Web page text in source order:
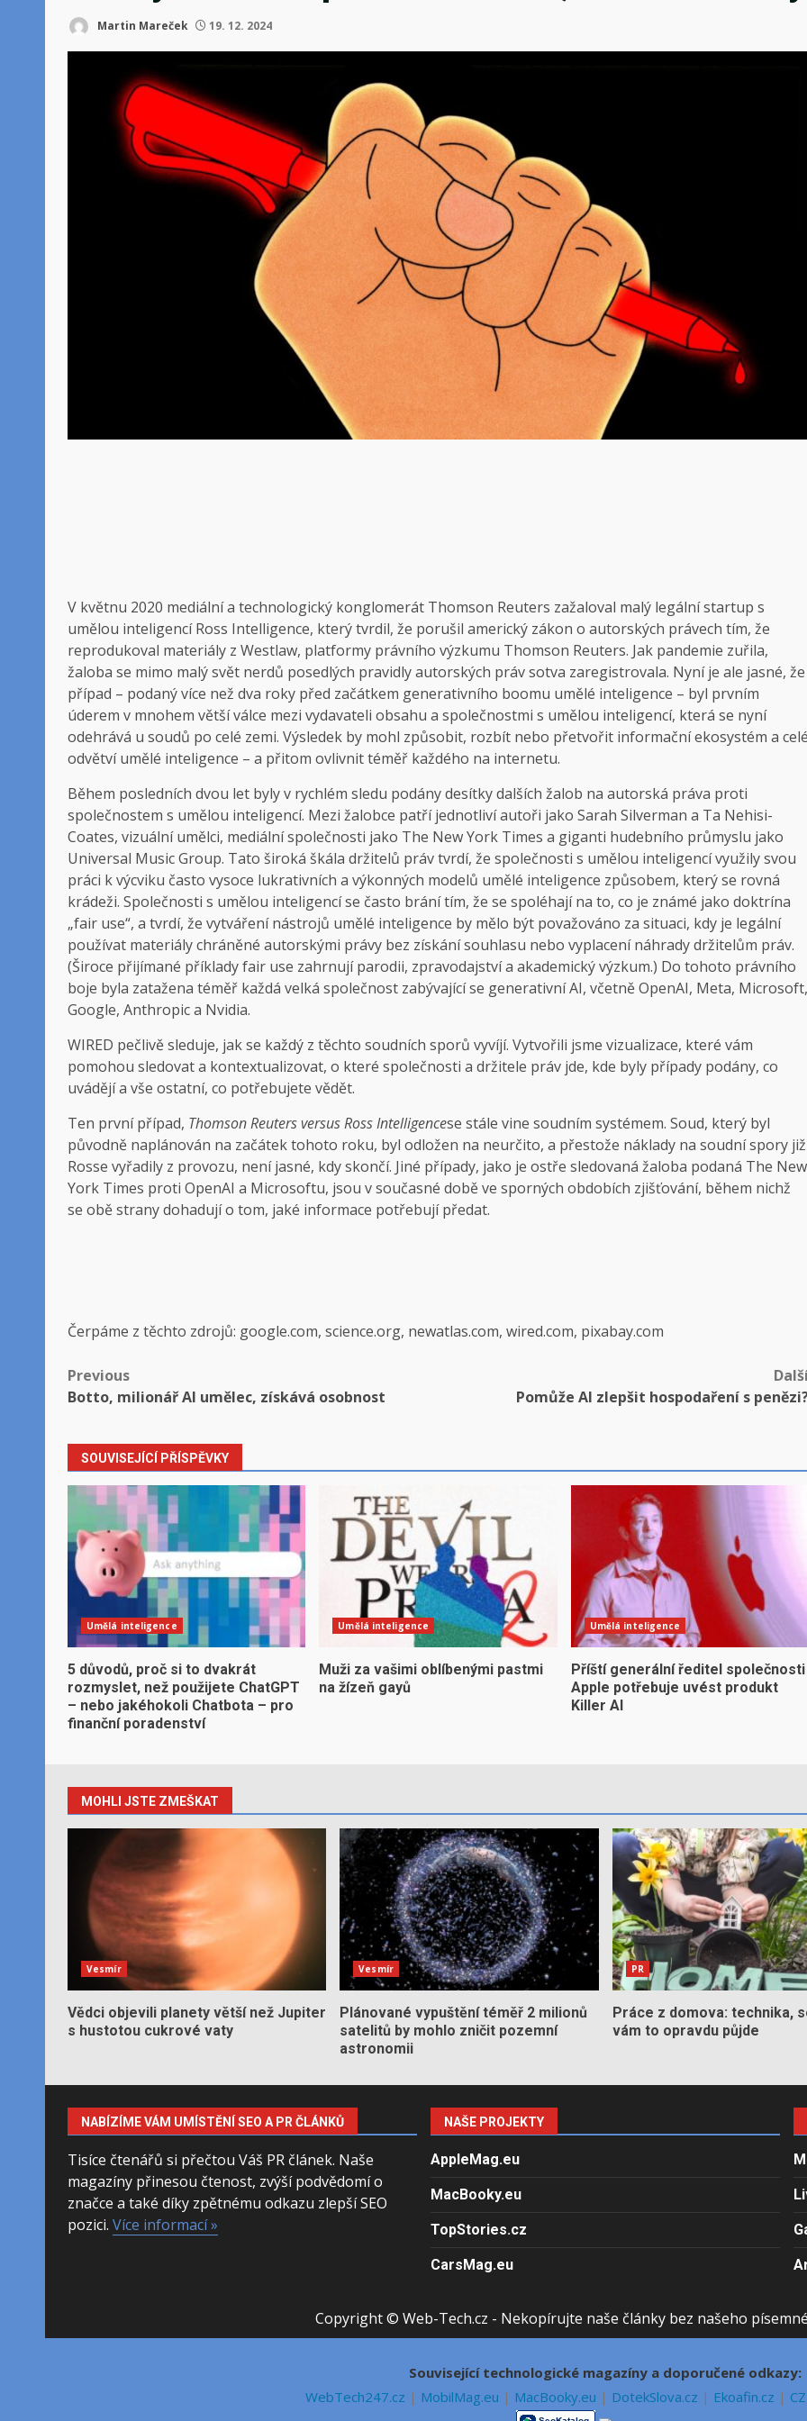
Martin Mareček 19. 12. 2024
V květnu 2020 mediální a technologický konglomerát Thomson Reuters zažaloval malý legální startup s
umělou inteligencí Ross Intelligence, který tvrdil, že porušil americký zákon o autorských právech tím, že
reprodukoval materiály z Westlaw, platformy právního výzkumu Thomson Reuters. Jak pandemie zuřila,
žaloba se mimo malý svět nerdů posedlých pravidly autorských práv sotva zaregistrovala. Nyní je ale jasné, že
případ – podaný více než dva roky před začátkem generativního boomu umělé inteligence – byl prvním
úderem v mnohem větší válce mezi vydavateli obsahu a společnostmi s umělou inteligencí, která se nyní
odehrává u soudů po celé zemi. Výsledek by mohl způsobit, rozbít nebo přetvořit informační ekosystém a celé
odvětví umělé inteligence – a přitom ovlivnit téměř každého na internetu.
Během posledních dvou let byly v rychlém sledu podány desítky dalších žalob na autorská práva proti
společnostem s umělou inteligencí. Mezi žalobce patří jednotliví autoři jako Sarah Silverman a Ta Nehisi-
Coates, vizuální umělci, mediální společnosti jako The New York Times a giganti hudebního průmyslu jako
Universal Music Group. Tato široká škála držitelů práv tvrdí, že společnosti s umělou inteligencí využily svou
práci k výcviku často vysoce lukrativních a výkonných modelů umělé inteligence způsobem, který se rovná
krádeži. Společnosti s umělou inteligencí se často brání tím, že se spoléhají na to, co je známé jako doktrína
„fair use“, a tvrdí, že vytváření nástrojů umělé inteligence by mělo být považováno za situaci, kdy je legální
používat materiály chráněné autorskými právy bez získání souhlasu nebo vyplacení náhrady držitelům práv.
(Široce přijímané příklady fair use zahrnují parodii, zpravodajství a akademický výzkum.) Do tohoto právního
boje byla zatažena téměř každá velká společnost zabývající se generativní AI, včetně OpenAI, Meta, Microsoft,
Google, Anthropic a Nvidia.
WIRED pečlivě sleduje, jak se každý z těchto soudních sporů vyvíjí. Vytvořili jsme vizualizace, které vám
pomohou sledovat a kontextualizovat, o které společnosti a držitele práv jde, kde byly případy podány, co
uvádějí a vše ostatní, co potřebujete vědět.
Ten první případ, Thomson Reuters versus Ross Intelligencese stále vine soudním systémem. Soud, který byl
původně naplánován na začátek tohoto roku, byl odložen na neurčito, a přestože náklady na soudní spory již
Rosse vyřadily z provozu, není jasné, kdy skončí. Jiné případy, jako je ostře sledovaná žaloba podaná The New
York Times proti OpenAI a Microsoftu, jsou v současné době ve sporných obdobích zjišťování, během nichž
se obě strany dohadují o tom, jaké informace potřebují předat.
Čerpáme z těchto zdrojů: google.com, science.org, newatlas.com, wired.com, pixabay.com
Post
Previous
Botto, milionář AI umělec, získává osobnost
Pomůže AI zlepšit hospodaření s
SOUVISEJÍCÍ PŘÍSPĚVKY
Umělá inteligence
5 důvodů, proč si to dvakrát
rozmyslet, než použijete ChatGPT
– nebo jakéhokoli Chatbota – pro
finanční poradenství
Umělá inteligence
Muži za vašimi oblíbenými pastmi
na žízeň gayů
Umělá inteligence
Příští generální ředitel společnosti
Apple potřebuje uvést produkt
Killer AI
MOHLI JSTE ZMEŠKAT
Vesmír
Vědci objevili planety větší než Jupiter
s hustotou cukrové vaty
Vesmír
Plánované vypuštění téměř 2 milionů
satelitů by mohlo zničit pozemní
astronomii
PR
Práce z domova: technika,
vám to opravdu půjde
NABÍZÍME VÁM UMÍSTĚNÍ SEO A PR ČLÁNKŮ
Tisíce čtenářů si přečtou Váš PR článek. Naše
magazíny přinesou čtenost, zvýší podvědomí o
značce a také díky zpětnému odkazu zlepší SEO
pozici. Více informací »
NAŠE PROJEKTY
AppleMag.eu
MacBooky.eu
TopStories.cz
CarsMag.eu
Copyright © Web-Tech.cz - Nekopírujte naše články bez našeho
Související technologické magazíny a doporučené odkazy:
WebTech247.cz | MobilMag.eu | MacBooky.eu | DotekSlova.cz | Ekoafin.cz |